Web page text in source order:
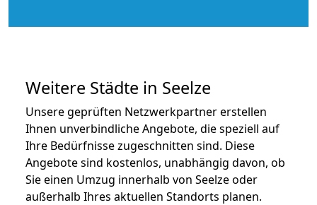
Weitere Städte in Seelze
Unsere geprüften Netzwerkpartner erstellen
Ihnen unverbindliche Angebote, die speziell auf
Ihre Bedürfnisse zugeschnitten sind. Diese
Angebote sind kostenlos, unabhängig davon, ob
Sie einen Umzug innerhalb von Seelze oder
außerhalb Ihres aktuellen Standorts planen.